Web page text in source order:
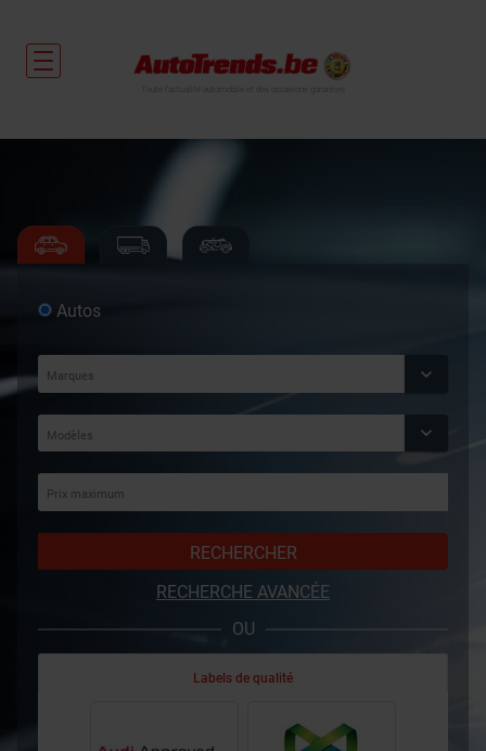
Autos
RECHERCHER
RECHERCHE AVANCÉE
OU
Labels de qualité